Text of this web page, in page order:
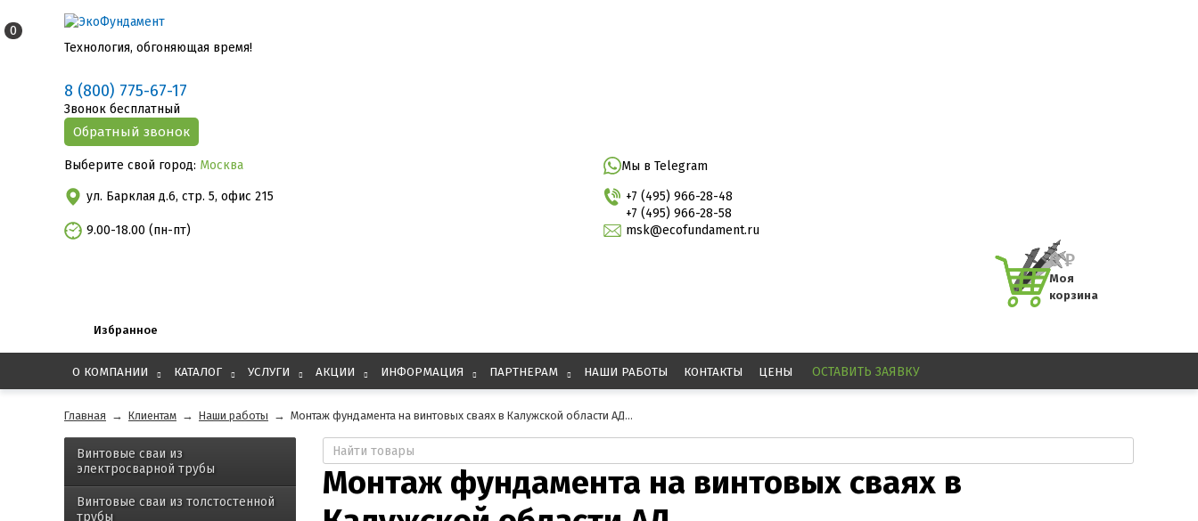
Технология, обгоняющая время!
8 (800) 775-67-17
Звонок бесплатный
Выберите свой город: Москва Мы в Telegram
ул. Барклая д.6, стр. 5, офис 215
+7 (495) 966-28-48
+7 (495) 966-28-58
9.00-18.00 (пн-пт)
msk@ecofundament.ru
0
0₽
Моя
корзина
Избранное
О КОМПАНИИ КАТАЛОГ УСЛУГИ АКЦИИ ИНФОРМАЦИЯ ПАРТНЕРАМ НАШИ РАБОТЫ КОНТАКТЫ ЦЕНЫ ОСТАВИТЬ ЗАЯВКУ
Главная → Клиентам → Наши работы → Монтаж фундамента на винтовых сваях в Калужской области АД...
Винтовые сваи из
электросварной трубы
Винтовые сваи из толстостенной
трубы
Монтаж фундамента на винтовых сваях в